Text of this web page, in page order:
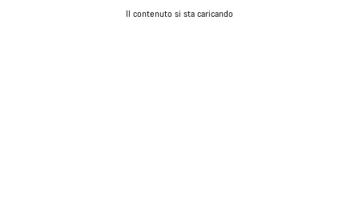
Il contenuto si sta caricando